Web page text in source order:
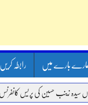
بارے میں رابطہ کریں
زینب حسین کی پریس کانفرنس